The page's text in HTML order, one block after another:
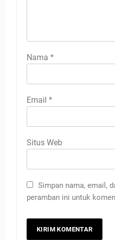
Nama *
Email *
Situs Web
Simpan nama, email,
peramban ini untuk